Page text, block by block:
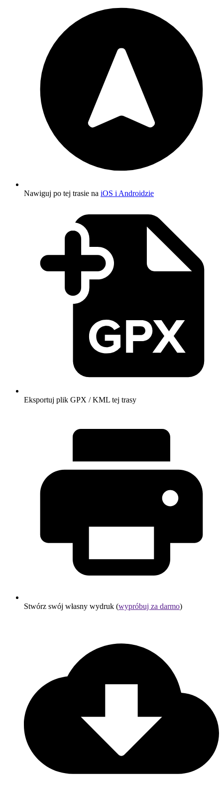
Nawiguj po tej trasie na iOS i Androidzie
Eksportuj plik GPX / KML tej trasy
Stwórz swój własny wydruk (wypróbuj za darmo)